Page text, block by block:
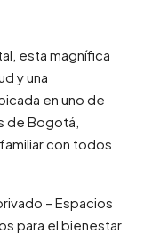
esta magnífica
y una
en uno de
de Bogotá,
con todos
– Espacios
para el bienestar